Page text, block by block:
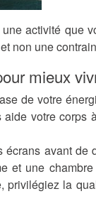
activité que
non une
mieux
de votre
votre corps
écrans avant de
et une
privilégiez la